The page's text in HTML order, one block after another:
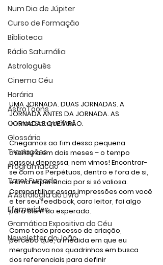
Num Dia de Júpiter
Curso de Formação
Biblioteca
Rádio Saturnália
Astrologuês
Cinema Céu
Horária
AstroToons
Outras Saturnálias
Glossário
Traduções
Programacao
Tarot Furtado
A Astrologia do Livro
Efemerides
Gramática Expositiva do Céu
Newsletter do João
UMA JORNADA. DUAS JORNADAS. A
JORNADA ANTES DA JORNADA. AS
JORNADAS QUE VIRÃO.
Chegamos ao fim dessa pequena
aventura em dois meses – o tempo
passou depressa, nem vimos! Encontrar-
se com os Perpétuos, dentro e fora de si,
é uma experiência por si só valiosa.
Compartilhar essas impressões com você
e ter seu feedback, caro leitor, foi algo
para além do esperado.
Como todo processo de criação,
percebo que, à medida em que eu
mergulhava nos quadrinhos em busca
dos referenciais para definir